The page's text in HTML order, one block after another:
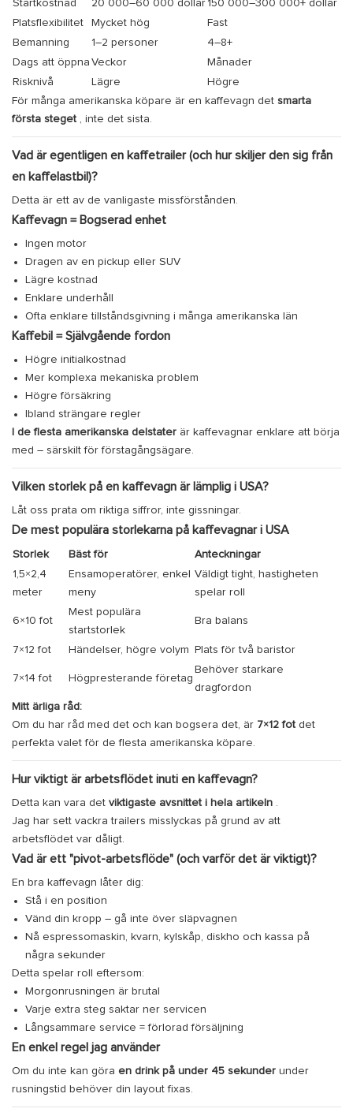
Startkostnad
20 000–60 000 dollar 150 000–300 000+ dollar
Platsflexibilitet
Mycket hög
Fast
Bemanning
1–2 personer
4–8+
Dags att öppna Veckor
Månader
Risknivå
Lägre
Högre
För många amerikanska köpare är en kaffevagn det smarta
första steget , inte det sista.
Vad är egentligen en kaffetrailer (och hur skiljer den sig från
en kaffelastbil)?
Detta är ett av de vanligaste missförstånden.
Kaffevagn = Bogserad enhet
Ingen motor
Dragen av en pickup eller SUV
Lägre kostnad
Enklare underhåll
Ofta enklare tillståndsgivning i många amerikanska län
Kaffebil = Självgående fordon
Högre initialkostnad
Mer komplexa mekaniska problem
Högre försäkring
Ibland strängare regler
I de flesta amerikanska delstater är kaffevagnar enklare att börja
med – särskilt för förstagångsägare.
Vilken storlek på en kaffevagn är lämplig i USA?
Låt oss prata om riktiga siffror, inte gissningar.
De mest populära storlekarna på kaffevagnar i USA
Storlek Bäst för
Anteckningar
1,5×2,4
meter
Ensamoperatörer, enkel
meny
Väldigt tight, hastigheten
spelar roll
6×10 fot
Mest populära
startstorlek
Bra balans
7×12 fot Händelser, högre volym Plats för två baristor
7×14 fot Högpresterande företag
Behöver starkare
dragfordon
Mitt ärliga råd:
Om du har råd med det och kan bogsera det, är 7×12 fot det
perfekta valet för de flesta amerikanska köpare.
Hur viktigt är arbetsflödet inuti en kaffevagn?
Detta kan vara det viktigaste avsnittet i hela artikeln .
Jag har sett vackra trailers misslyckas på grund av att
arbetsflödet var dåligt.
Vad är ett "pivot-arbetsflöde" (och varför det är viktigt)?
En bra kaffevagn låter dig:
Stå i en position
Vänd din kropp – gå inte över släpvagnen
Nå espressomaskin, kvarn, kylskåp, diskho och kassa på
några sekunder
Detta spelar roll eftersom:
Morgonrusningen är brutal
Varje extra steg saktar ner servicen
Långsammare service = förlorad försäljning
En enkel regel jag använder
Om du inte kan göra en drink på under 45 sekunder under
rusningstid behöver din layout fixas.